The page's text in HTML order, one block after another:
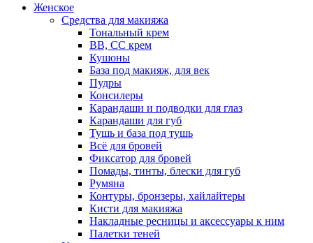
Женское
Средства для макияжа
Тональный крем
BB, CC крем
Кушоны
База под макияж, для век
Пудры
Консилеры
Карандаши и подводки для глаз
Карандаши для губ
Тушь и база под тушь
Всё для бровей
Фиксатор для бровей
Помады, тинты, блески для губ
Румяна
Контуры, бронзеры, хайлайтеры
Кисти для макияжа
Накладные ресницы и аксессуары к ним
Палетки теней